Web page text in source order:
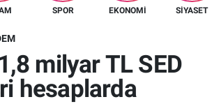
SPOR EKONOMI SIYASET
milyar TL SED
hesaplarda
Durumu ve Fikstür